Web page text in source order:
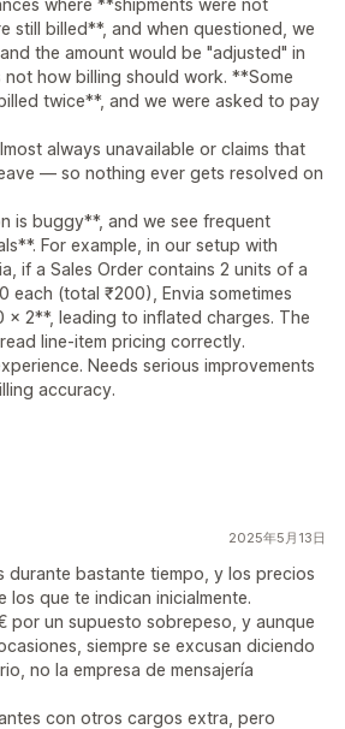
where **shipments were not
still billed**, and when questioned, we
the amount would be "adjusted" in
not how billing should work. **Some
twice**, and we were asked to pay
always unavailable or claims that
— so nothing ever gets resolved on
is buggy**, and we see frequent
For example, in our setup with
if a Sales Order contains 2 units of a
each (total ₹200), Envia sometimes
x 2**, leading to inflated charges. The
line-item pricing correctly.
Needs serious improvements
accuracy.
2025年5月13日
durante bastante tiempo, y los precios
los que te indican inicialmente.
por un supuesto sobrepeso, y aunque
siempre se excusan diciendo
no la empresa de mensajería
con otros cargos extra, pero